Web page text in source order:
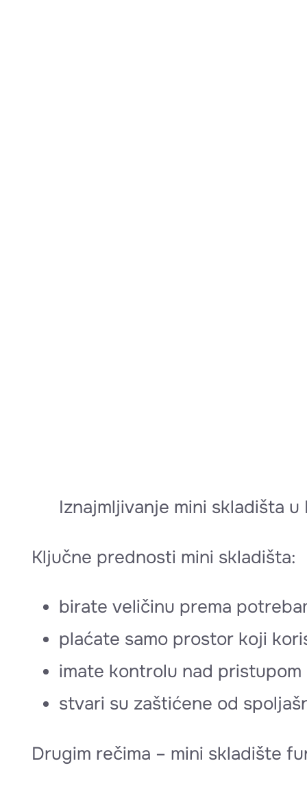
Iznajmljivanje mini skladišta
Ključne prednosti mini skladišta:
birate veličinu prema
plaćate samo prostor koji
imate kontrolu nad pristupom
stvari su zaštićene od
Drugim rečima – mini skladište